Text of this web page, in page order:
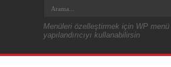
Menüleri özelleştirmek için WP menü
yapılandırıcıyı kullanabilirsin